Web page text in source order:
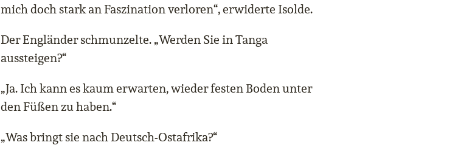
mich doch stark an Faszination verloren“, erwiderte Isolde.
Der Engländer schmunzelte. „Werden Sie in Tanga
aussteigen?“
„Ja. Ich kann es kaum erwarten, wieder festen Boden unter
den Füßen zu haben.“
„Was bringt sie nach Deutsch-Ostafrika?“